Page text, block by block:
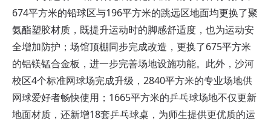
674平方米的铅球区与196平方米的跳远区地面均更换了聚
氨酯塑胶材质，既提升运动时的脚感舒适度，也为运动安
全增加防护；场馆顶棚同步完成改造，更换了675平方米
的铝镁锰合金板，进一步完善场地设施功能。此外，沙河
校区4个标准网球场完成升级，2840平方米的专业场地供
网球爱好者畅快使用；1665平方米的乒乓球场地不仅更新
地面材质，还新增18套乒乓球桌，为师生提供更优质的运